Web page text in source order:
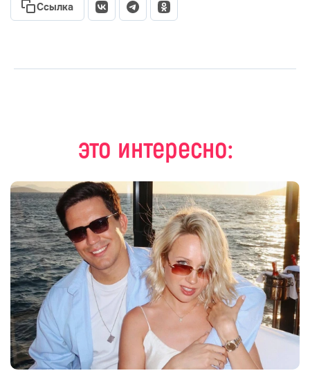
Ссылка
это интересно: